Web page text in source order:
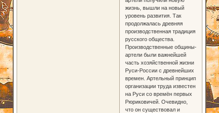
жизнь, вышли на новый
уровень развития. Так
продолжалась древняя
производственная традиция
русского общества.
Производственные общины-
артели были важнейшей
часть хозяйственной жизни
Руси-России с древнейших
времен. Артельный принцип
организации труда известен
на Руси со времён первых
Рюриковичей. Очевидно,
что он существовал и